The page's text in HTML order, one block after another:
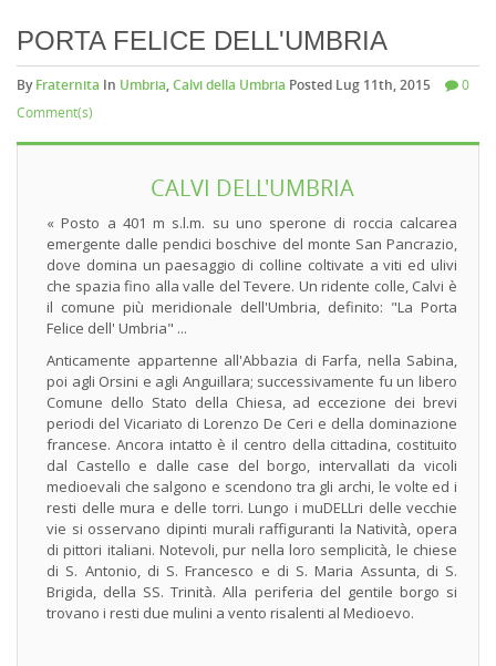
PORTA FELICE DELL'UMBRIA
ByFraternita In Umbria,Calvi della Umbria Posted Lug 11th, 2015
0
Comment(s)
CALVI DELL'UMBRIA
« Posto a 401 m s.l.m. su uno sperone di roccia calcarea
emergente dalle pendici boschive del monte San Pancrazio,
dove domina un paesaggio di colline coltivate a viti ed ulivi
che spazia fino alla valle del Tevere. Un ridente colle, Calvi è
il comune più meridionale dell'Umbria, definito: "La Porta
Felice dell' Umbria" ...
Anticamente appartenne all'Abbazia di Farfa, nella Sabina,
poi agli Orsini e agli Anguillara; successivamente fu un libero
Comune dello Stato della Chiesa, ad eccezione dei brevi
periodi del Vicariato di Lorenzo De Ceri e della dominazione
francese. Ancora intatto è il centro della cittadina, costituito
dal Castello e dalle case del borgo, intervallati da vicoli
medioevali che salgono e scendono tra gli archi, le volte ed i
resti delle mura e delle torri. Lungo i muDELLri delle vecchie
vie si osservano dipinti murali raffiguranti la Natività, opera
di pittori italiani. Notevoli, pur nella loro semplicità, le chiese
di S. Antonio, di S. Francesco e di S. Maria Assunta, di S.
Brigida, della SS. Trinità. Alla periferia del gentile borgo si
trovano i resti due mulini a vento risalenti al Medioevo.